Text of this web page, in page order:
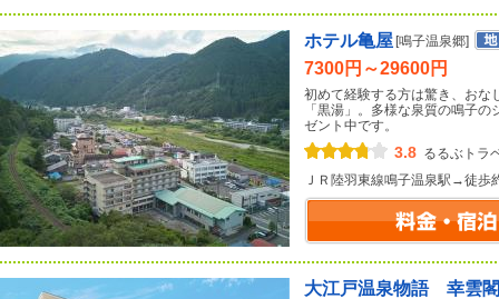
ホテル亀屋 [鳴子温泉郷]
7300円～29600円
初めて経験する方は驚き、おな
「黒湯」。多様な泉質の鳴子
ゼント中です。
3.8 るるぶトラ
ＪＲ陸羽東線鳴子温泉駅→徒歩
大江戸温泉物語 幸雲閣